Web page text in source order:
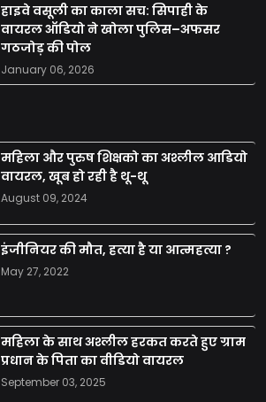
हाइवे वसूली का काला सच: सिपाही के
वायरल ऑडियो ने खोला पुलिस–अफसर
गठजोड़ की पोल
January 06, 2026
महिला और पुरुष शिक्षको का अश्लील आडियो
वायरल, खूब हो रही है थू-थू
August 09, 2024
इंजीनियर की मौत, हत्या है या आत्महत्या ?
May 27, 2022
महिला के साथ अश्लील हरकत करते हुए ग्राम
प्रधान के पिता का वीडियो वायरल
September 03, 2025